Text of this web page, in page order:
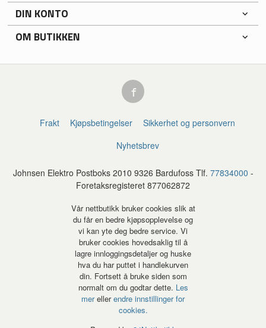
DIN KONTO
OM BUTIKKEN
Frakt Kjøpsbetingelser
Sikkerhet og personvern
Nyhetsbrev
Johnsen Elektro Postboks 2010 9326 Bardufoss Tlf. 77834000 -
Foretaksregisteret 877062872
Vår nettbutikk bruker cookies slik at
du får en bedre kjøpsopplevelse og
vi kan yte deg bedre service. Vi
bruker cookies hovedsaklig til å
lagre innloggingsdetaljer og huske
hva du har puttet i handlekurven
din. Fortsett å bruke siden som
normalt om du godtar dette. Les
merellerendre innstillinger for
cookies.